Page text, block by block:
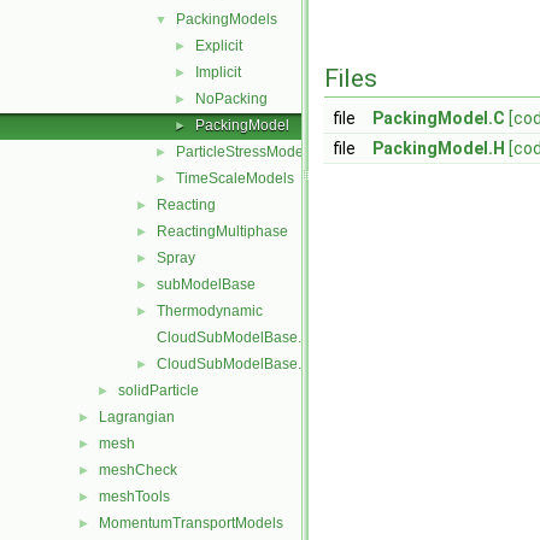
▼ PackingModels
► Explicit
► Implicit
► NoPacking
► PackingModel
► ParticleStressModels
► TimeScaleModels
► Reacting
► ReactingMultiphase
► Spray
► subModelBase
►
Thermodynamic
CloudSubModelBase.C
► CloudSubModelBase.H
► solidParticle
► Lagrangian
► mesh
► meshCheck
► meshTools
► MomentumTransportModels
Files
file PackingModel.C
file
PackingModel.H